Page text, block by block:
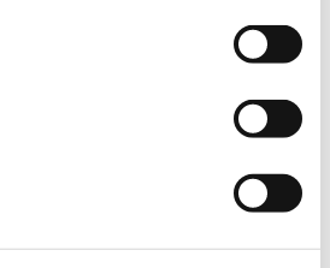
Продукти